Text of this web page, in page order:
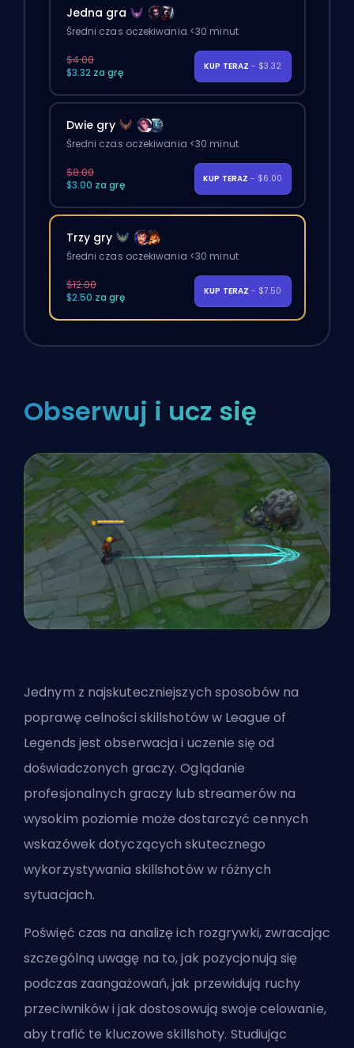
Jedna gra
Średni czas oczekiwania <30 minut
$4.00
$3.32 za grę
KUP TERAZ - $3.32
Dwie gry
Średni czas oczekiwania <30 minut
$8.00
$3.00 za grę
KUP TERAZ - $6.00
Trzy gry
Średni czas oczekiwania <30 minut
$12.00
$2.50 za grę
KUP TERAZ - $7.50
Obserwuj i ucz się
Jednym z najskuteczniejszych sposobów na
poprawę celności skillshotów w League of
Legends jest obserwacja i uczenie się od
doświadczonych graczy. Oglądanie
profesjonalnych graczy lub streamerów na
wysokim poziomie może dostarczyć cennych
wskazówek dotyczących skutecznego
wykorzystywania skillshotów w różnych
sytuacjach.
Poświęć czas na analizę ich rozgrywki, zwracając
szczególną uwagę na to, jak pozycjonują się
podczas zaangażowań, jak przewidują ruchy
przeciwników i jak dostosowują swoje celowanie,
aby trafić te kluczowe skillshoty. Studiując